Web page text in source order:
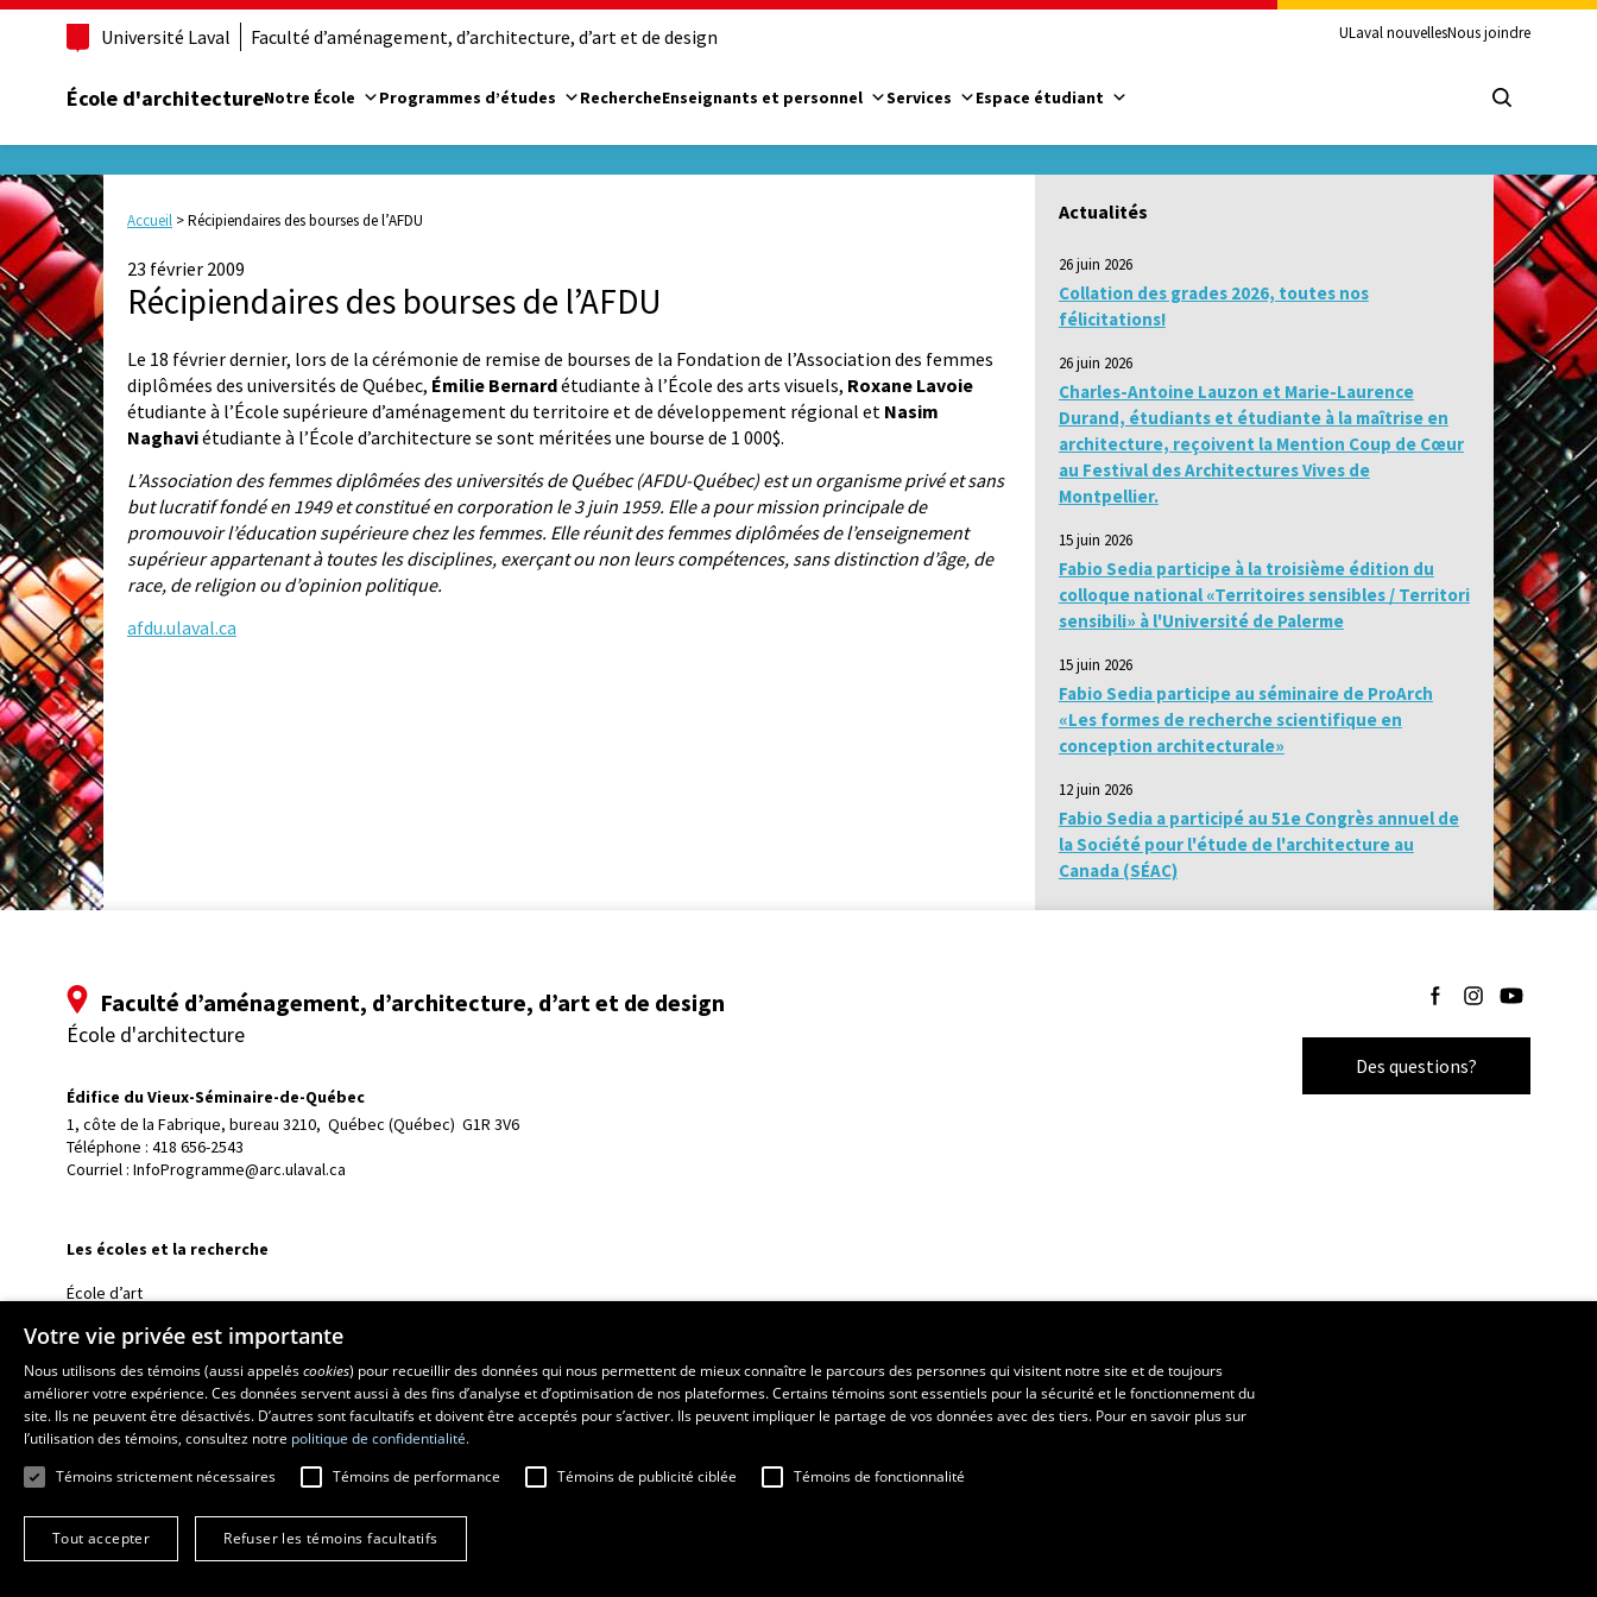
Université Laval Faculté d’aménagement, d’architecture, d’art et de design ULaval nouvellesNous joindre
École d'architectureNotre École Programmes d’études RechercheEnseignants et personnel Services Espace étudiant
Accueil >Récipiendaires des bourses de l’AFDU
23 février 2009
Récipiendaires des bourses de l’AFDU
Le 18 février dernier, lors de la cérémonie de remise de bourses de la Fondation de l’Association des femmes
diplômées des universités de Québec, Émilie Bernardétudiante à l’École des arts visuels, Roxane Lavoie
étudiante à l’École supérieure d’aménagement du territoire et de développement régional et Nasim
Naghaviétudiante à l’École d’architecture se sont méritées une bourse de 1 000$.
L’Association des femmes diplômées des universités de Québec (AFDU-Québec) est un organisme privé et sans
but lucratif fondé en 1949 et constitué en corporation le 3 juin 1959. Elle a pour mission principale de
promouvoir l’éducation supérieure chez les femmes. Elle réunit des femmes diplômées de l’enseignement
supérieur appartenant à toutes les disciplines, exerçant ou non leurs compétences, sans distinction d’âge, de
race, de religion ou d’opinion politique.
afdu.ulaval.ca
Actualités
26 juin 2026
Collation des grades 2026, toutes nos
félicitations!
26 juin 2026
Charles-Antoine Lauzon et Marie-Laurence
Durand, étudiants et étudiante à la maîtrise en
architecture, reçoivent la Mention Coup de Cœur
au Festival des Architectures Vives de
Montpellier.
15 juin 2026
Fabio Sedia participe à la troisième édition du
colloque national «Territoires sensibles / Territori
sensibili» à l'Université de Palerme
15 juin 2026
Fabio Sedia participe au séminaire de ProArch
«Les formes de recherche scientifique en
conception architecturale»
12 juin 2026
Fabio Sedia a participé au 51e Congrès annuel de
la Société pour l'étude de l'architecture au
Canada (SÉAC)
Faculté d’aménagement, d’architecture, d’art et de design
École d'architecture
Édifice du Vieux-Séminaire-de-Québec
1, côte de la Fabrique, bureau 3210, Québec (Québec)  G1R 3V6
Téléphone : 418 656-2543
Courriel : InfoProgramme@arc.ulaval.ca
Suivez-nous sur
Suivez-nous sur
Suivez-nous
Des questions?
Les écoles et la recherche
École d’art
École de design
Centre de recherche en aménagement et développement
Votre vie privée est importante
Nous utilisons des témoins (aussi appeléscookies) pour recueillir des données qui nous permettent de mieux connaître le parcours des personnes qui visitent notre site et de toujours
améliorer votre expérience. Ces données servent aussi à des fins d’analyse et d’optimisation de nos plateformes. Certains témoins sont essentiels pour la sécurité et le fonctionnement du
site. Ils ne peuvent être désactivés. D’autres sont facultatifs et doivent être acceptés pour s’activer. Ils peuvent impliquer le partage de vos données avec des tiers. Pour en savoir plus sur
l’utilisation des témoins, consultez notre politique de confidentialité.
Témoins strictement nécessaires
Témoins de performance Témoins de publicité ciblée Témoins de fonctionnalité
Tout accepter Refuser les témoins facultatifs